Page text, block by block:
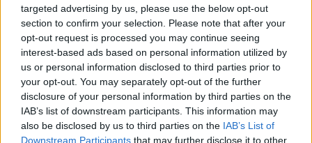
targeted advertising by us, please use the below opt-out
section to confirm your selection. Please note that after your
opt-out request is processed you may continue seeing
interest-based ads based on personal information utilized by
us or personal information disclosed to third parties prior to
your opt-out. You may separately opt-out of the further
disclosure of your personal information by third parties on the
IAB’s list of downstream participants. This information may
also be disclosed by us to third parties on the IAB’s List of
Downstream Participants that may further disclose it to other
Από τη θεωρία στην πράξη:
Πώς το Novibet Backend
Academy εκπαιδεύει τη νέα
γενιά engineers
Ψάθα: «Δεν υπήρξε
πρόβλημα με τα
ελικόπτερα»
Βρετανός χειριστής
Έλληνας